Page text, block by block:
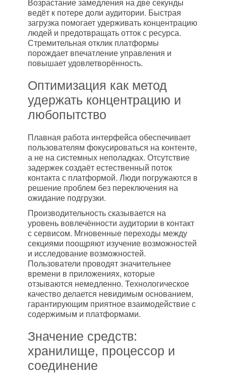
ведёт к потере доли аудитории. Быстрая
загрузка помогает удерживать концентрацию
людей и предотвращать отток с ресурса.
Стремительная отклик платформы
порождает впечатление управления и
повышает удовлетворённость.
Оптимизация как метод
удержать концентрацию и
любопытство
Плавная работа интерфейса обеспечивает
пользователям фокусироваться на контенте,
а не на системных неполадках. Отсутствие
задержек создаёт естественный поток
контакта с платформой. Люди погружаются в
решение проблем без переключения на
ожидание подгрузки.
Производительность сказывается на
уровень вовлечённости аудитории в контакт
с сервисом. Мгновенные переходы между
секциями поощряют изучение возможностей
и исследование возможностей.
Пользователи проводят значительнее
времени в приложениях, которые
отзываются немедленно. Технологическое
качество делается невидимым основанием,
гарантирующим приятное взаимодействие с
содержимым и платформами.
Значение средств:
хранилище, процессор и
соединение